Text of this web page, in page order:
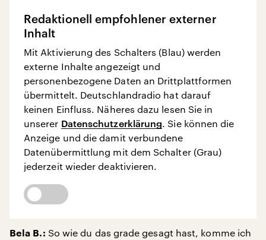
Redaktionell empfohlener externer
Inhalt
Mit Aktivierung des Schalters (Blau) werden
externe Inhalte angezeigt und
personenbezogene Daten an Drittplattformen
übermittelt. Deutschlandradio hat darauf
keinen Einfluss. Näheres dazu lesen Sie in
unserer Datenschutzerklärung. Sie können die
Anzeige und die damit verbundene
Datenübermittlung mit dem Schalter (Grau)
jederzeit wieder deaktivieren.
Bela B.: So wie du das grade gesagt hast, komme ich